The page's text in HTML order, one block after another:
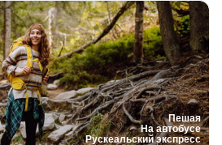
Пешая
На автобусе
Рускеальский экспресс